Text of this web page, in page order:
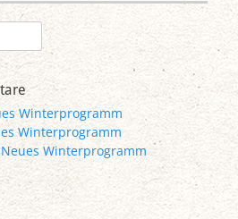
Winterprogramm
Winterprogramm
Neues Winterprogramm